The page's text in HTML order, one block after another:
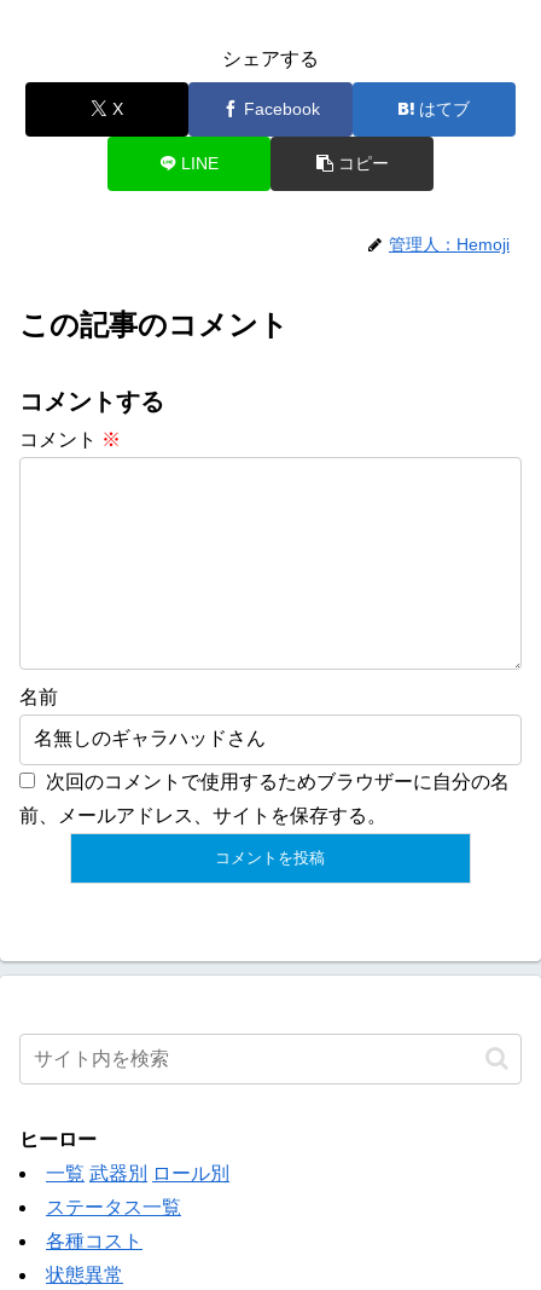
シェアする
X Facebook はてブ
LINE コピー
管理人：Hemoji
この記事のコメント
コメントする
コメント ※
名前
次回のコメントで使用するためブラウザーに自分の名
前、メールアドレス、サイトを保存する。
ヒーロー
一覧 武器別
ロール別
ステータス一覧
各種コスト
状態異常